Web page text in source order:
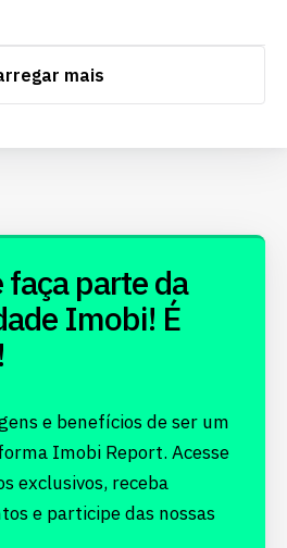
mais
faça parte da
Imobi! É
e benefícios de ser um
Imobi Report. Acesse
exclusivos, receba
e participe das nossas